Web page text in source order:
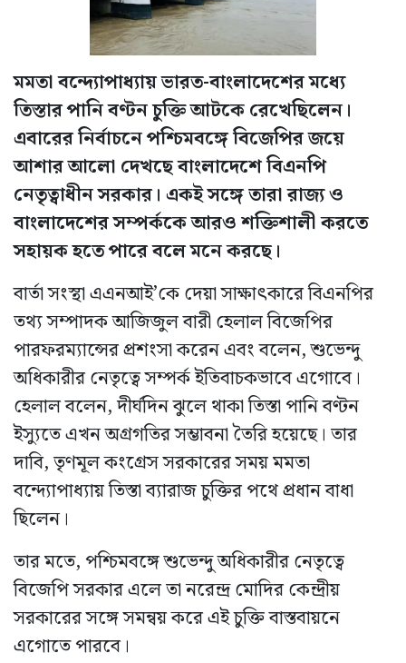
মমতা বন্দ্যোপাধ্যায় ভারত-বাংলাদেশের মধ্যে
তিস্তার পানি বণ্টন চুক্তি আটকে রেখেছিলেন।
এবারের নির্বাচনে পশ্চিমবঙ্গে বিজেপির জয়ে
আশার আলো দেখছে বাংলাদেশে বিএনপি
নেতৃত্বাধীন সরকার। একই সঙ্গে তারা রাজ্য ও
বাংলাদেশের সম্পর্ককে আরও শক্তিশালী করতে
সহায়ক হতে পারে বলে মনে করছে।
বার্তা সংস্থা এএনআই’কে দেয়া সাক্ষাৎকারে বিএনপির
তথ্য সম্পাদক আজিজুল বারী হেলাল বিজেপির
পারফরম্যান্সের প্রশংসা করেন এবং বলেন, শুভেন্দু
অধিকারীর নেতৃত্বে সম্পর্ক ইতিবাচকভাবে এগোবে।
হেলাল বলেন, দীর্ঘদিন ঝুলে থাকা তিস্তা পানি বণ্টন
ইস্যুতে এখন অগ্রগতির সম্ভাবনা তৈরি হয়েছে। তার
দাবি, তৃণমূল কংগ্রেস সরকারের সময় মমতা
বন্দ্যোপাধ্যায় তিস্তা ব্যারাজ চুক্তির পথে প্রধান বাধা
ছিলেন।
তার মতে, পশ্চিমবঙ্গে শুভেন্দু অধিকারীর নেতৃত্বে
বিজেপি সরকার এলে তা নরেন্দ্র মোদির কেন্দ্রীয়
সরকারের সঙ্গে সমন্বয় করে এই চুক্তি বাস্তবায়নে
এগোতে পারবে।